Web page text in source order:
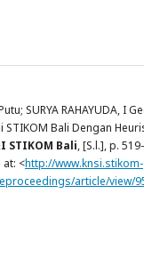
SURYA RAHAYUDA, I
STIKOM Bali Dengan
STIKOM Bali, [S.l.], p.
at: <http://www.knsi.stikom-
article/view/